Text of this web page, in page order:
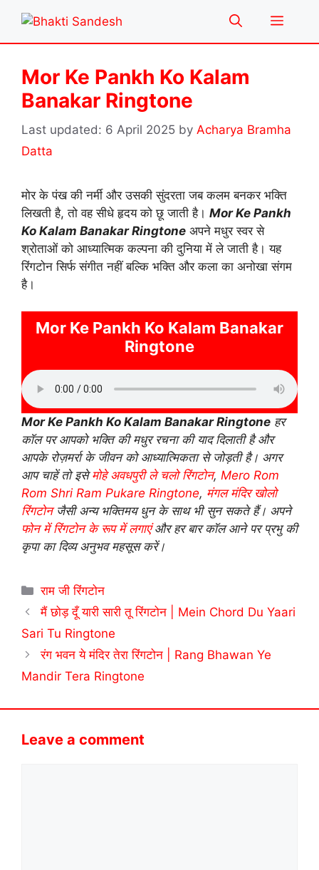
content
Menu
Mor Ke Pankh Ko Kalam
Banakar Ringtone
6 April 2025 by Acharya Bramha
Datta
मोर के पंख की नर्मी और उसकी सुंदरता जब कलम बनकर भक्ति
लिखती है, तो वह सीधे हृदय को छू जाती है। Mor Ke Pankh
Ko Kalam Banakar Ringtone अपने मधुर स्वर से
श्रोताओं को आध्यात्मिक कल्पना की दुनिया में ले जाती है। यह
रिंगटोन सिर्फ संगीत नहीं बल्कि भक्ति और कला का अनोखा संगम
है।
Mor Ke Pankh Ko Kalam Banakar
Ringtone
Mor Ke Pankh Ko Kalam Banakar Ringtone हर
कॉल पर आपको भक्ति की मधुर रचना की याद दिलाती है और
आपके रोज़मर्रा के जीवन को आध्यात्मिकता से जोड़ती है। अगर
आप चाहें तो इसेमोहे अवधपुरी ले चलो रिंगटोन, Mero Rom
Rom Shri Ram Pukare Ringtone, मंगल मंदिर खोलो
रिंगटोनजैसी अन्य भक्तिमय धुन के साथ भी सुन सकते हैं। अपने
फोन में रिंगटोन के रूप में लगाएंऔर हर बार कॉल आने पर प्रभु की
कृपा का दिव्य अनुभव महसूस करें।
Categories
राम जी रिंगटोन
मैं छोड़ दूँ यारी सारी तू रिंगटोन | Mein Chord Du Yaari
Sari Tu Ringtone
रंग भवन ये मंदिर तेरा रिंगटोन | Rang Bhawan Ye
Mandir Tera Ringtone
Leave a comment